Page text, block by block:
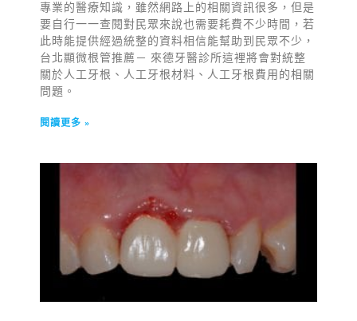
專業的醫療知識，雖然網路上的相關資訊很多，但是
要自行一一查閱對民眾來說也需要耗費不少時間，若
此時能提供經過統整的資料相信能幫助到民眾不少，
台北顯微根管推薦－ 來德牙醫診所這裡將會對統整
關於人工牙根、人工牙根材料、人工牙根費用的相關
問題。
閱讀更多 »